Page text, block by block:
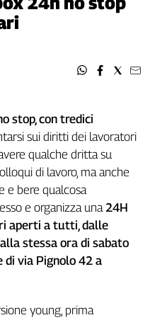
stop, con tredici
sui diritti dei lavoratori
qualche dritta su
di lavoro, ma anche
e bere qualcosa
e organizza una 24H
aperti a tutti, dalle
alla stessa ora di sabato
di via Pignolo 42 a
young, prima